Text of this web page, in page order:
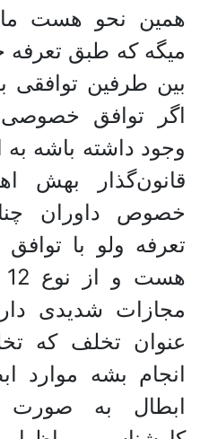
میگه که طبق تعرفه
بین طرفین توافقی
اگر توافق خصوصی
وجود داشته باشه
قانون‌گذار بهش
خصوص داوران
تعرفه ولو با
عنوان تخلف که
انجام بشه موارد
ابطال به صورت